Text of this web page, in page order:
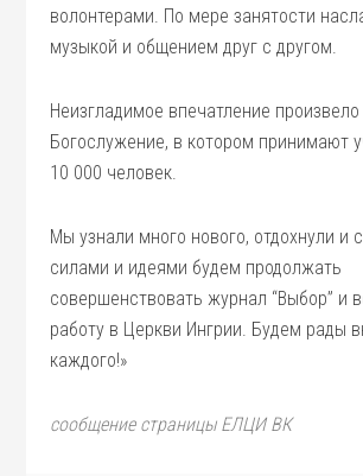
волонтерами. По мере занятости
музыкой и общением друг с другом.
Неизгладимое впечатление произвело
Богослужение, в котором принимают
10 000 человек.
Мы узнали много нового, отдохнули и
силами и идеями будем продолжать
совершенствовать журнал “Выбор” и
работу в Церкви Ингрии. Будем рады
каждого!»
сообщение страницы ЕЛЦИ ВК